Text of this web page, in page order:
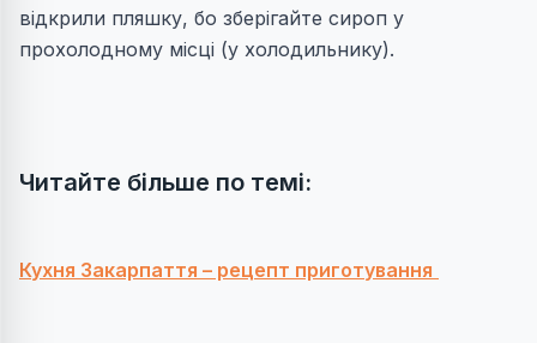
відкрили пляшку, бо зберігайте сироп у
прохолодному місці (у холодильнику).
Читайте більше по темі:
Кухня Закарпаття – рецепт приготування